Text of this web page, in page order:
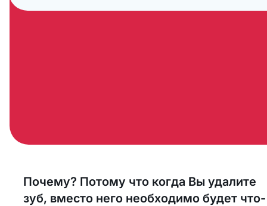
Почему? Потому что когда Вы удалите
зуб, вместо него необходимо будет что-